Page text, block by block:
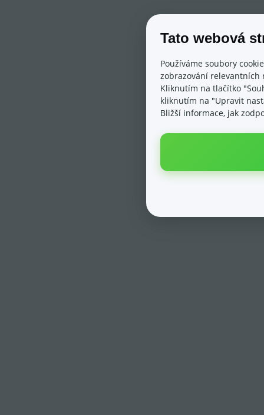
Tato webová
Používáme soubory
zobrazování relevantních
Kliknutím na tlačítko
kliknutím na "Upravit
Bližší informace, jak